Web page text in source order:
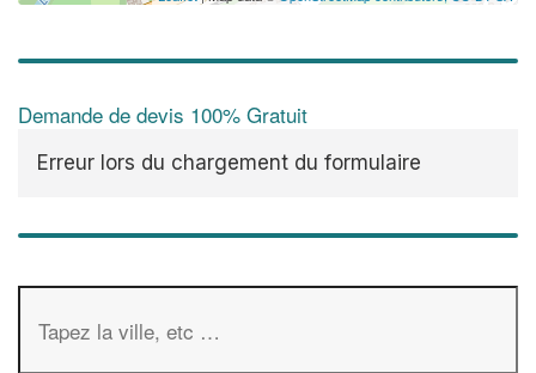
Demande de devis 100% Gratuit
Erreur lors du chargement du formulaire